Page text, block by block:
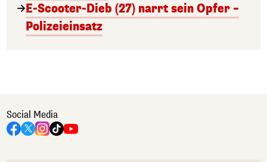
E-Scooter-Dieb (27) narrt sein Opfer –
Polizeieinsatz
Social Media